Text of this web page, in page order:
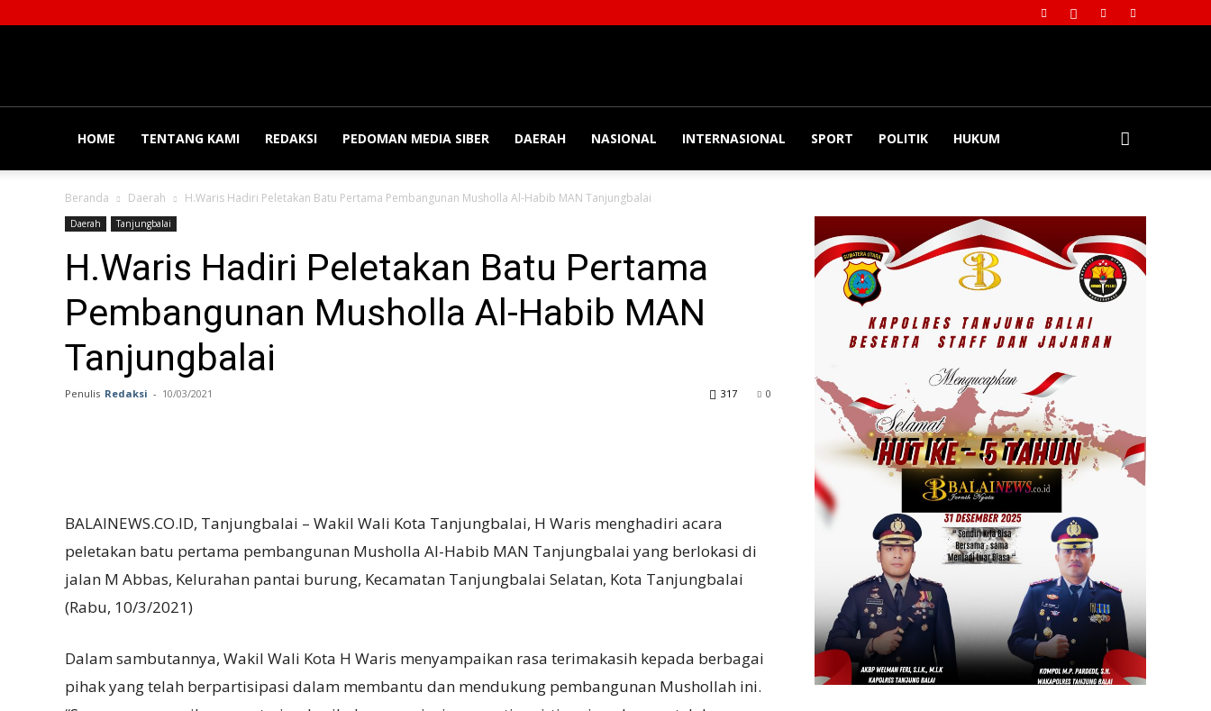
HOME TENTANG KAMI REDAKSI PEDOMAN MEDIA SIBER DAERAH NASIONAL INTERNASIONAL SPORT POLITIK HUKUM
Beranda Daerah H.Waris Hadiri Peletakan Batu Pertama Pembangunan Musholla Al-Habib MAN Tanjungbalai
Daerah Tanjungbalai
H.Waris Hadiri Peletakan Batu Pertama
Pembangunan Musholla Al-Habib MAN
Tanjungbalai
Penulis Redaksi - 10/03/2021 0
317
BALAINEWS.CO.ID, Tanjungbalai – Wakil Wali Kota Tanjungbalai, H Waris menghadiri acara
peletakan batu pertama pembangunan Musholla Al-Habib MAN Tanjungbalai yang berlokasi di
jalan M Abbas, Kelurahan pantai burung, Kecamatan Tanjungbalai Selatan, Kota Tanjungbalai
(Rabu, 10/3/2021)
Dalam sambutannya, Wakil Wali Kota H Waris menyampaikan rasa terimakasih kepada berbagai
pihak yang telah berpartisipasi dalam membantu dan mendukung pembangunan Mushollah ini.